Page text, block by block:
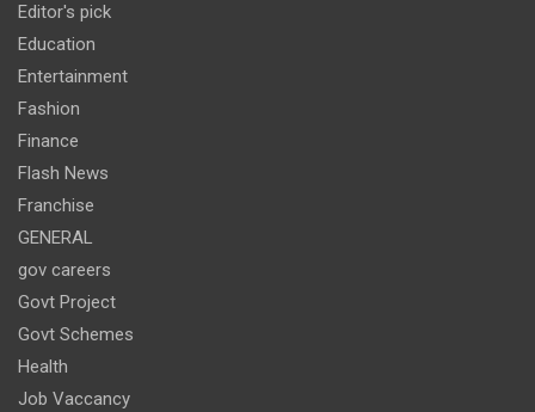
Editor's pick
Education
Entertainment
Fashion
Finance
Flash News
Franchise
GENERAL
gov careers
Govt Project
Govt Schemes
Health
Job Vaccancy